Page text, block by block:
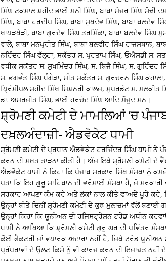
ਸਿੰਘ ਟਕਸਾਲ ਸ਼ਹੀਦ ਭਾਈ ਮਨੀ ਸਿੰਘ, ਬਾਬਾ ਮੇਜਰ ਸਿੰਘ ਸੋਢੀ
ਸਿੰਘ, ਬਾਬਾ ਹਰਦੀਪ ਸਿੰਘ, ਬਾਬਾ ਸੁਖਦੇਵ ਸਿੰਘ, ਬਾਬਾ ਬਲਦੇਵ
ਖਾਪੜਖੇੜੀ, ਬਾਬਾ ਗੁਰਦੇਵ ਸਿੰਘ ਤਰਸਿੱਕਾ, ਬਾਬਾ ਬਲਦੇਵ ਸਿੰਘ
ਵਾਲੇ, ਬਾਬਾ ਮਨਪ੍ਰੀਤ ਸਿੰਘ, ਬਾਬਾ ਬਲਵੀਰ ਸਿੰਘ ਰਾਜਸਥਾਨ,
ਨਰਿੰਦਰ ਸਿੰਘ ਵੱਲ੍ਹਾ, ਸਕੱਤਰ ਸ. ਪ੍ਰਤਾਪ ਸਿੰਘ, ਓਐਸਡੀ ਸ.
ਵਧੀਕ ਸਕੱਤਰ ਸ. ਸੁਖਮਿੰਦਰ ਸਿੰਘ, ਸ. ਬਿਜੈ ਸਿੰਘ, ਸ. ਗੁਰਿੰਦਰ
ਸ. ਭਗਵੰਤ ਸਿੰਘ ਧੰਗੇੜਾ, ਮੀਤ ਸਕੱਤਰ ਸ. ਗੁਰਚਰਨ ਸਿੰਘ
ਪ੍ਰਿੰਸੀਪਲ ਸ਼ਹੀਦ ਸਿੱਖ ਮਿਸ਼ਨਰੀ ਕਾਲਜ, ਸੁਪਰਡੰਟ ਸ.
ਡਾ. ਅਮਰਜੀਤ ਸਿੰਘ, ਭਾਈ ਹਰਚੰਦ ਸਿੰਘ ਆਦਿ ਮੌਜੂਦ ਸਨ।
ਸ਼੍ਰੋਮਣੀ ਕਮੇਟੀ ਦੇ ਮਾਮਲਿਆਂ ’ਚ
ਦਖ਼ਲਅੰਦਾਜ਼ੀ- ਐਡਵੋਕੇਟ ਧਾਮੀ
ਸ਼੍ਰੋਮਣੀ ਕਮੇਟੀ ਦੇ ਪ੍ਰਧਾਨ ਐਡਵੋਕੇਟ ਹਰਜਿੰਦਰ ਸਿੰਘ ਧਾਮੀ ਨੇ
ਕਰਨ ਦੀ ਸਖ਼ਤ ਤਾੜਨਾ ਕੀਤੀ ਹੈ। ਅੱਜ ਇਥੇ ਸ਼੍ਰੋਮਣੀ ਕਮੇਟੀ
ਐਡਵੋਕੇਟ ਧਾਮੀ ਨੇ ਕਿਹਾ ਕਿ ਪੰਜਾਬ ਸਰਕਾਰ ਸਿੱਖ ਸੰਸਥਾ ਨੂੰ
ਪਤਾ ਕਿ ਇਹ ਗੁਰੂ ਸਾਹਿਬਾਨ ਦੀ ਵਰੋਸਾਈ ਸੰਸਥਾ ਹੈ, ਜੋ ਸਰਕਾਰੀ
ਸਰਕਾਰ ਆਪਣਾ ਕੰਮ ਕਰੇ ਅਤੇ ਲੋਕਾਂ ਨਾਲ ਕੀਤੇ ਵਾਅਦੇ ਪੂਰੇ
ਉਨ੍ਹਾਂ ਬੀਤੇ ਦਿਨੀਂ ਸ਼੍ਰੋਮਣੀ ਕਮੇਟੀ ਦੇ ਕੁਝ ਮੁਲਾਜ਼ਮਾਂ ਵੱਲੋਂ ਬਣਾਈ
ਉਨ੍ਹਾਂ ਕਿਹਾ ਕਿ ਯੂਨੀਅਨ ਦੀ ਰਜਿਸਟ੍ਰੇਸ਼ਨ ਟਰੇਡ ਅਧੀਨ
ਧਾਮੀ ਨੇ ਆਖਿਆ ਕਿ ਸ਼੍ਰੋਮਣੀ ਕਮੇਟੀ ਗੁਰੂ ਘਰ ਦੀ ਪਵਿੱਤਰ
ਕੋਈ ਫੈਕਟਰੀ ਜਾਂ ਵਪਾਰਕ ਅਦਾਰਾ ਨਹੀਂ ਹੈ, ਜਿਥੇ ਟਰੇਡ
ਪ੍ਰੰਪਰਾਵਾਂ ਦੇ ਉਲਟ ਕਿਸੇ ਨੂੰ ਵੀ ਕਾਰਜ ਕਰਨ ਦੀ ਇਜਾਜ਼ਤ ਨਹੀਂ